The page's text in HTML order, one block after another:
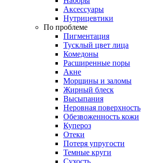
Аксессуары
Нутрицевтики
По проблеме
Пигментация
Тусклый цвет лица
Комедоны
Расширенные поры
Акне
Морщины и заломы
Жирный блеск
Высыпания
Неровная поверхность
Обезвоженность кожи
Купероз
Отеки
Потеря упругости
Темные круги